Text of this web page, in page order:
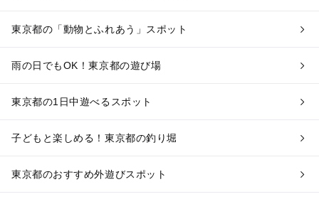
東京都の「動物とふれあう」スポット
雨の日でもOK！東京都の遊び場
東京都の1日中遊べるスポット
子どもと楽しめる！東京都の釣り堀
東京都のおすすめ外遊びスポット